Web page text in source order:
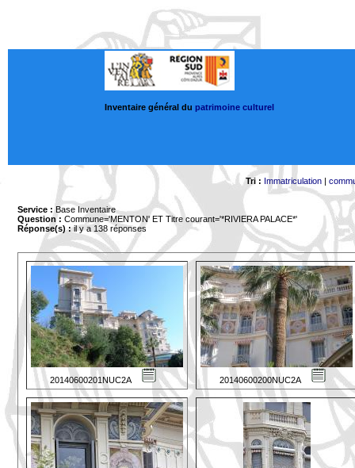
Inventaire général du patrimoine culturel
Tri : Immatriculation|
Service : Base Inventaire
Question : Commune='MENTON' ET Titre courant='*RIVIERA PALACE*'
Réponse(s) :il y a 138 réponses
20140600201NUC2A 20140600200NUC2A